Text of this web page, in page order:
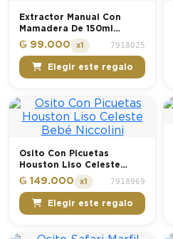
Extractor Manual Con
Mamadera De 150ml
Premium Baby
₲ 99.000 x1 7918025
Elegir este regalo
Osito Con Picuetas
Houston Liso Celeste
Bebé Niccolini
₲ 149.000 x1 7918969
Elegir este regalo